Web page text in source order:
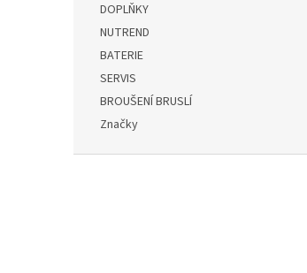
DOPLŇKY
NUTREND
BATERIE
SERVIS
BROUŠENÍ BRUSLÍ
Značky